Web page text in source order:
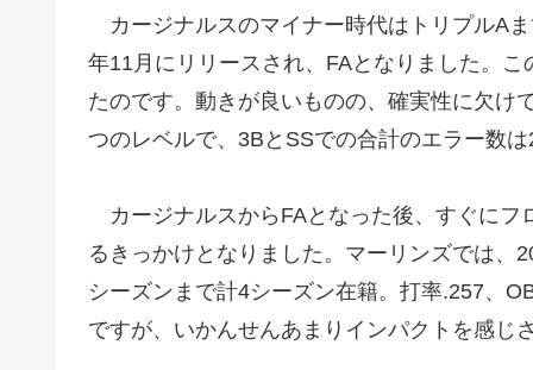
カージナルスのマイナー時代はトリプルA
年11月にリリースされ、FAとなりました。
たのです。動きが良いものの、確実性に欠け
つのレベルで、3BとSSでの合計のエラー数
カージナルスからFAとなった後、すぐにフ
るきっかけとなりました。マーリンズでは、
シーズンまで計4シーズン在籍。打率.257、
ですが、いかんせんあまりインパクトを感じ